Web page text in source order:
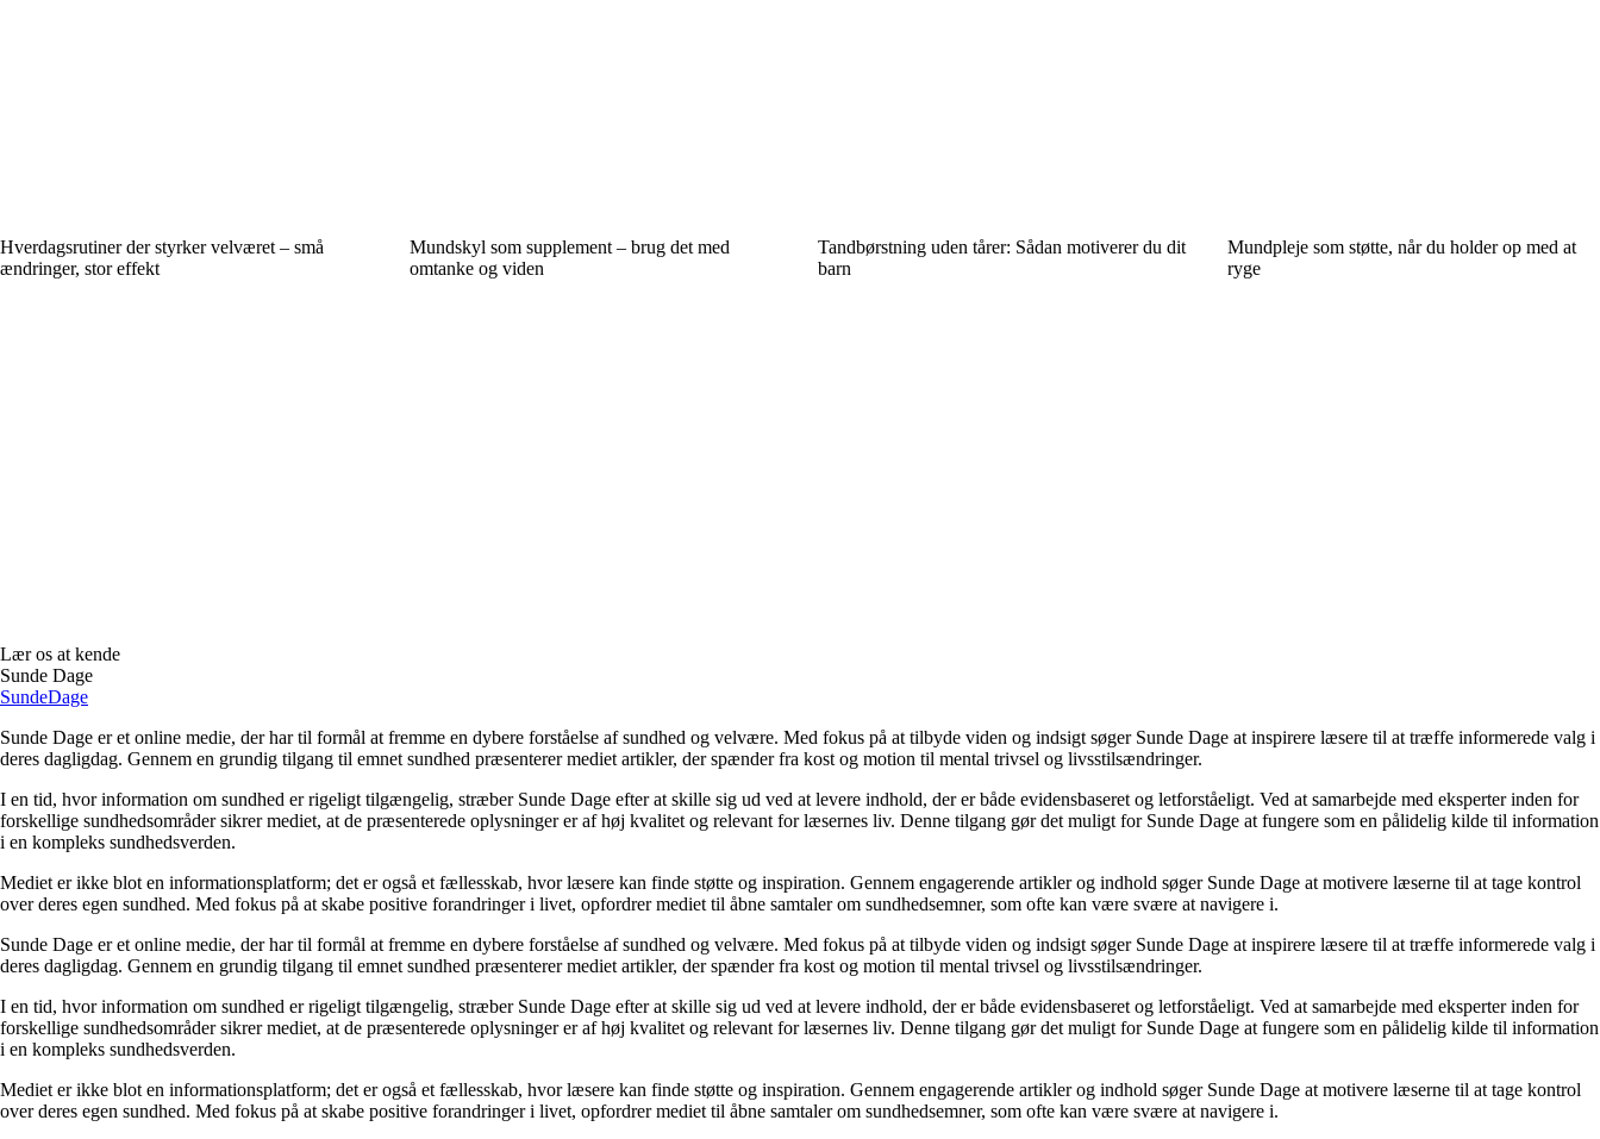
Hverdagsrutiner der styrker velværet – små
ændringer, stor effekt
Mundskyl som supplement – brug det med
omtanke og viden
Tandbørstning uden tårer: Sådan motiverer du dit
barn
Mundpleje som støtte, når du holder op med at
ryge
Lær os at kende
Sunde Dage
SundeDage
Sunde Dage er et online medie, der har til formål at fremme en dybere forståelse af sundhed og velvære. Med fokus på at tilbyde viden og indsigt søger Sunde Dage at inspirere læsere til at træffe informerede valg i
deres dagligdag. Gennem en grundig tilgang til emnet sundhed præsenterer mediet artikler, der spænder fra kost og motion til mental trivsel og livsstilsændringer.
I en tid, hvor information om sundhed er rigeligt tilgængelig, stræber Sunde Dage efter at skille sig ud ved at levere indhold, der er både evidensbaseret og letforståeligt. Ved at samarbejde med eksperter inden for
forskellige sundhedsområder sikrer mediet, at de præsenterede oplysninger er af høj kvalitet og relevant for læsernes liv. Denne tilgang gør det muligt for Sunde Dage at fungere som en pålidelig kilde til information
i en kompleks sundhedsverden.
Mediet er ikke blot en informationsplatform; det er også et fællesskab, hvor læsere kan finde støtte og inspiration. Gennem engagerende artikler og indhold søger Sunde Dage at motivere læserne til at tage kontrol
over deres egen sundhed. Med fokus på at skabe positive forandringer i livet, opfordrer mediet til åbne samtaler om sundhedsemner, som ofte kan være svære at navigere i.
Sunde Dage er et online medie, der har til formål at fremme en dybere forståelse af sundhed og velvære. Med fokus på at tilbyde viden og indsigt søger Sunde Dage at inspirere læsere til at træffe informerede valg i
deres dagligdag. Gennem en grundig tilgang til emnet sundhed præsenterer mediet artikler, der spænder fra kost og motion til mental trivsel og livsstilsændringer.
I en tid, hvor information om sundhed er rigeligt tilgængelig, stræber Sunde Dage efter at skille sig ud ved at levere indhold, der er både evidensbaseret og letforståeligt. Ved at samarbejde med eksperter inden for
forskellige sundhedsområder sikrer mediet, at de præsenterede oplysninger er af høj kvalitet og relevant for læsernes liv. Denne tilgang gør det muligt for Sunde Dage at fungere som en pålidelig kilde til information
i en kompleks sundhedsverden.
Mediet er ikke blot en informationsplatform; det er også et fællesskab, hvor læsere kan finde støtte og inspiration. Gennem engagerende artikler og indhold søger Sunde Dage at motivere læserne til at tage kontrol
over deres egen sundhed. Med fokus på at skabe positive forandringer i livet, opfordrer mediet til åbne samtaler om sundhedsemner, som ofte kan være svære at navigere i.